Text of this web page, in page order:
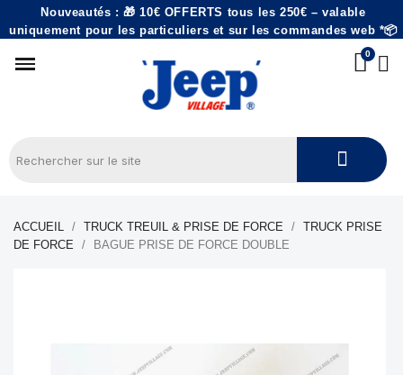
Nouveautés : 🎁 10€ OFFERTS tous les 250€ – valable
uniquement pour les particuliers et sur les commandes web *📦
ACCUEIL TRUCK TREUIL & PRISE DE FORCE
TRUCK PRISE
DE FORCE
BAGUE PRISE DE FORCE DOUBLE